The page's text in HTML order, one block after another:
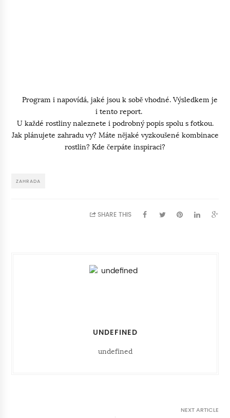
Program i napovídá, jaké jsou k sobě vhodné. Výsledkem je
i tento report.
U každé rostliny naleznete i podrobný popis spolu s fotkou.
Jak plánujete zahradu vy? Máte nějaké vyzkoušené kombinace
rostlin? Kde čerpáte inspiraci?
ZAHRADA
SHARE THIS
UNDEFINED
undefined
NEXT ARTICLE